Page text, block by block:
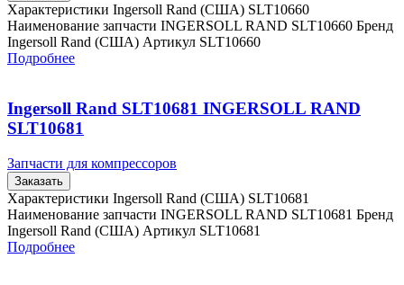
Характеристики Ingersoll Rand (США) SLT10660
Наименование запчасти INGERSOLL RAND SLT10660 Бренд
Ingersoll Rand (США) Артикул SLT10660
Подробнее
Ingersoll Rand SLT10681 INGERSOLL RAND
SLT10681
Запчасти для компрессоров
Заказать
Характеристики Ingersoll Rand (США) SLT10681
Наименование запчасти INGERSOLL RAND SLT10681 Бренд
Ingersoll Rand (США) Артикул SLT10681
Подробнее